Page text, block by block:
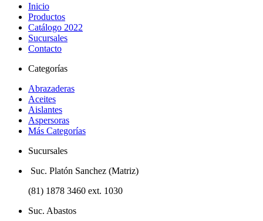
Inicio
Productos
Catálogo 2022
Sucursales
Contacto
Categorías
Abrazaderas
Aceites
Aislantes
Aspersoras
Más Categorías
Sucursales
Suc. Platón Sanchez (Matriz)
(81) 1878 3460 ext. 1030
Suc. Abastos